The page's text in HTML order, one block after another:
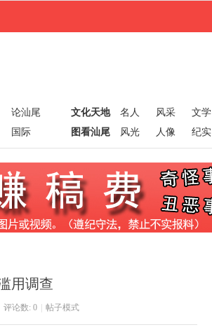
论汕尾
国际
文化天地 名人 风采 文学
图看汕尾
风光 人像 纪实
用调查
评论数: 0 帖子模式